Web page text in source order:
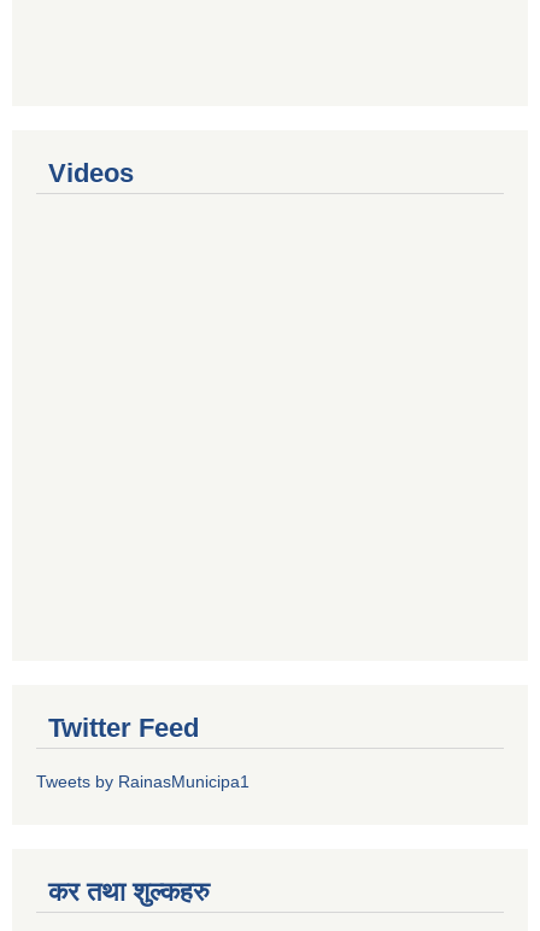
Videos
Twitter Feed
Tweets by RainasMunicipa1
कर तथा शुल्कहरु